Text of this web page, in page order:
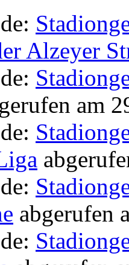
Alzeyer
am
abgerufen